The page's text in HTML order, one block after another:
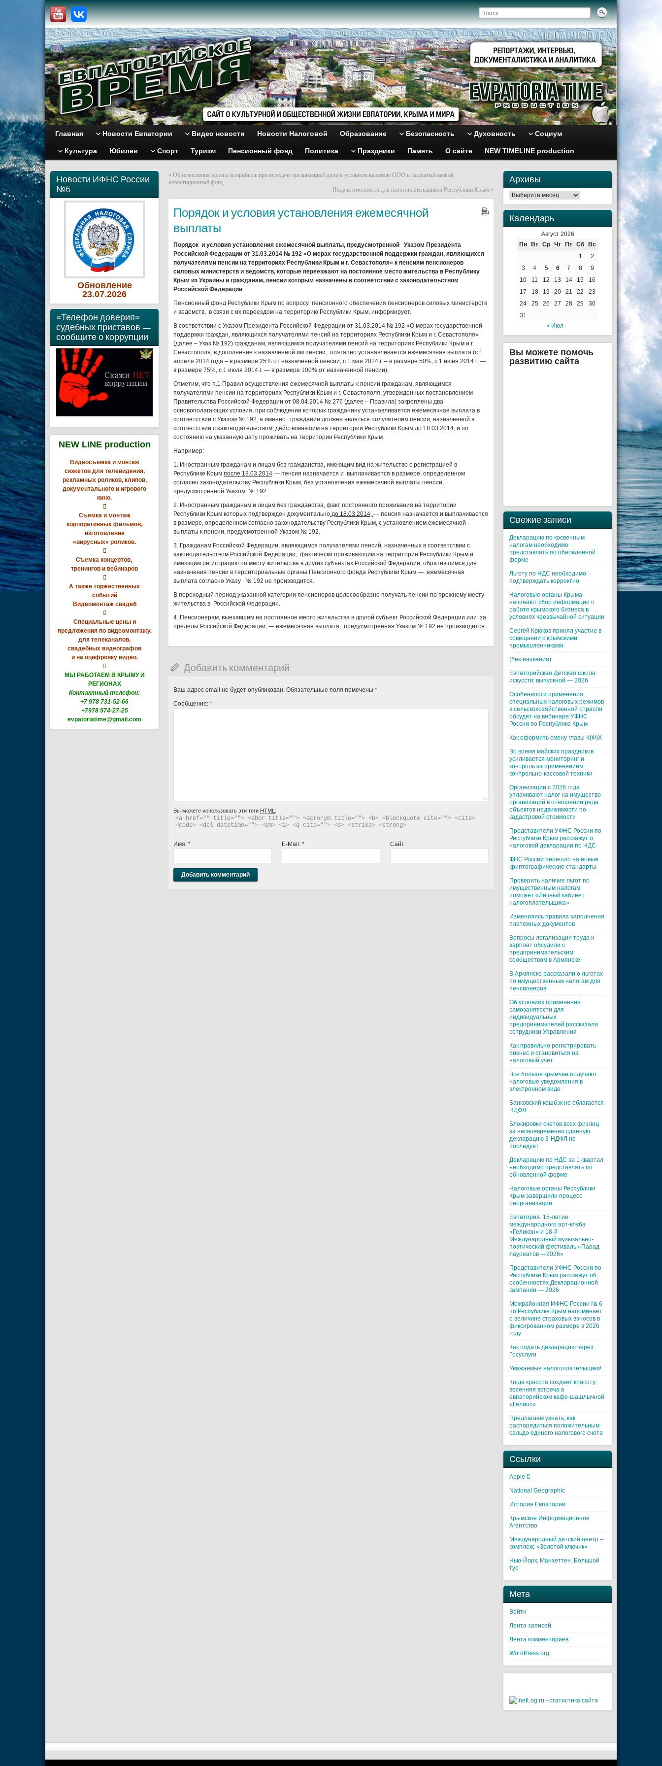
Главная Новости Евпатории Видео новости Новости Налоговой Образование Безопасность Духовность Социум
Культура Юбилеи Спорт Туризм Пенсионный фонд Политика Праздники Память О сайте NEW TIMELINE production
Новости ИФНС России
№6
Обновление
23.07.2026
«Телефон доверия»
судебных приставов —
сообщите о коррупции
NEW LINE production
Видеосъемка и монтаж
сюжетов для телевидения,
рекламных роликов, клипов,
документального и игрового
кино.

Съемка и монтаж
корпоративных фильмов,
изготовление
«вирусных» роликов.

Съемка концертов,
тренингов и вебинаров

А также торжественных
событий
Видеомонтаж свадеб

Специальные цены и
предложения по видеомонтажу,
для телеканалов,
свадебных видеографов
и на оцифровку видео.

МЫ РАБОТАЕМ В КРЫМУ И
РЕГИОНАХ
Контактный телефон:
+7 978 731-52-66
+7978 574-27-25
evpatoriatime@gmail.com
« Об исчисления налога на прибыль при передаче организацией доли в уставном капитале ООО в закрытый паевой
инвестиционный фонд
Подача отчетности для налогоплательщиков Республики Крым »
Порядок и условия установления ежемесячной
выплаты
Порядок и условия установления ежемесячной выплаты, предусмотренной Указом Президента
Российской Федерации от 31.03.2014 № 192 «О мерах государственной поддержки граждан, являющихся
получателями пенсии на территориях Республики Крым и г. Севастополя» к пенсиям пенсионеров
силовых министерств и ведомств, которые переезжают на постоянное место жительства в Республику
Крым из Украины и гражданам, пенсии которым назначены в соответствии с законодательством
Российской Федерации
Пенсионный фонд Республики Крым по вопросу пенсионного обеспечения пенсионеров силовых министерств
и ведомств, в связи с их переездом на территорию Республики Крым, информирует.
В соответствии с Указом Президента Российской Федерации от 31.03.2014 № 192 «О мерах государственной
поддержки граждан, являющихся получателями пенсий на территориях Республики Крым и г. Севастополя»
(далее – Указ № 192) гражданам, являющимся получателями пенсий на территориях Республики Крым и г.
Севастополя, в дополнение к назначенной им пенсии, поэтапно устанавливается ежемесячная выплата (с 1
апреля 2014 года – в размере 25% от назначенной пенсии, с 1 мая 2014 г. – в размере 50%, с 1 июня 2014 г. —
в размере 75%, с 1 июля 2014 г. — в размере 100% от назначенной пенсии).
Отметим, что п.1 Правил осуществления ежемесячной выплаты к пенсии гражданам, являющимся
получателями пенсии на территориях Республики Крым и г. Севастополя, утвержденных постановлением
Правительства Российской Федерации от 08.04.2014 № 276 (далее – Правила) закреплены два
основополагающих условия, при соблюдении которых гражданину устанавливается ежемесячная выплата в
соответствии с Указом № 192, а именно: гражданин должен являться получателем пенсии, назначенной в
соответствии с законодательством, действовавшим на территории Республики Крым до 18.03.2014, и по
состоянию на указанную дату проживать на территории Республики Крым.
Например:
1. Иностранным гражданам и лицам без гражданства, имеющим вид на жительство с регистрацией в
Республике Крым после 18.03.2014 — пенсия назначается и выплачивается в размере, определенном
согласно законодательству Республики Крым, без установления ежемесячной выплаты пенсии,
предусмотренной Указом № 192.
2. Иностранным гражданам и лицам без гражданства, факт постоянного проживания на территории
Республики Крым которых подтвержден документально до 18.03.2014, — пенсия назначается и выплачивается
в размере, определенном согласно законодательству Республики Крым, с установлением ежемесячной
выплаты к пенсии, предусмотренной Указом № 192.
3. Гражданам Российской Федерации, являющимся получателями пенсий, назначенных в соответствии с
законодательством Российской Федерации, фактически проживающим на территории Республики Крым и
имеющим регистрацию по месту жительства в других субъектах Российской Федерации, обратившимся для
назначения пенсии в территориальные органы Пенсионного фонда Республики Крым — ежемесячная
выплата согласно Указу № 192 не производится.
В переходный период указанной категории пенсионеров целесообразно получать пенсии по прежнему месту
жительства в Российской Федерации.
4. Пенсионерам, выехавшим на постоянное место жительства в другой субъект Российской Федерации или за
пределы Российской Федерации, — ежемесячная выплата, предусмотренная Указом № 192 не производится.
Добавить комментарий
Ваш адрес email не будет опубликован. Обязательные поля помечены *
Сообщение: *
Вы можете использовать эти теги HTML :
<a href="" title=""> <abbr title=""> <acronym title=""> <b> <blockquote cite=""> <cite>
<code> <del datetime=""> <em> <i> <q cite=""> <s> <strike> <strong>
Имя: * E-Mail: * Сайт:
Архивы
Архивы
Календарь
Август 2026
Пн
Вт Ср Чт Пт Сб
Вс
1
2
3
4 5 6 7 8
9
10
11 12 13 14 15
16
17
18 19 20 21 22
23
24
25 26 27 28 29
30
31
« Июл
Вы можете помочь
развитию сайта
Свежие записи
Декларацию по косвенным
налогам необходимо
представлять по обновленной
форме
Льготу по НДС необходимо
подтверждать корректно
Налоговые органы Крыма
начинают сбор информации о
работе крымского бизнеса в
условиях чрезвычайной ситуации
Cергей Крюков принял участие в
совещании с крымскими
промышленниками
(без названия)
Евпаторийская Детская школа
искусств: выпускной — 2026
Особенности применения
специальных налоговых режимов
в сельскохозяйственной отрасли
обсудят на вебинаре УФНС
России по Республике Крым
Как оформить смену главы К(Ф)Х
Во время майских праздников
усиливается мониторинг и
контроль за применением
контрольно-кассовой техники
Организации с 2026 года
уплачивают налог на имущество
организаций в отношении ряда
объектов недвижимости по
кадастровой стоимости
Представители УФНС России по
Республике Крым расскажут о
налоговой декларации по НДС
ФНС России перешло на новые
криптографические стандарты
Проверить наличие льгот по
имущественным налогам
поможет «Личный кабинет
налогоплательщика»
Изменились правила заполнения
платежных документов
Вопросы легализации труда и
зарплат обсудили с
предпринимательским
сообществом в Армянске
В Армянске рассказали о льготах
по имущественным налогам для
пенсионеров
Об условиях применения
самозанятости для
индивидуальных
предпринимателей рассказали
сотрудники Управления
Как правильно регистрировать
бизнес и становиться на
налоговый учет
Все больше крымчан получают
налоговые уведомления в
электронном виде
Банковский кешбэк не облагается
НДФЛ
Блокировки счетов всех физлиц
за несвоевременно сданную
декларацию 3-НДФЛ не
последует
Декларацию по НДС за 1 квартал
необходимо представлять по
обновленной форме
Налоговые органы Республики
Крым завершили процесс
реорганизации
Евпатория. 15-летие
международного арт-клуба
«Геликон» и 18-й
Международный музыкально-
поэтический фестиваль «Парад
лауреатов —2026»
Представители УФНС России по
Республике Крым расскажут об
особенностях Декларационной
кампании — 2026
Межрайонная ИФНС России № 6
по Республике Крым напоминает
о величине страховых взносов в
фиксированном размере в 2026
году
Как подать декларацию через
Госуслуги
Уважаемые налогоплательщики!
Когда красота создает красоту:
весенняя встреча в
евпаторийском кафе-шашлычной
«Гелиос»
Предлагаем узнать, как
распорядиться положительным
сальдо единого налогового счета
Ссылки
Apple 
National Geographic
История Евпатории
Крымское Информационное
Агентство
Международный детский центр –
комплекс «Золотой ключик»
Нью-Йорк, Манхеттен. Большой
тур
Мета
Войти
Лента записей
Лента комментариев
WordPress.org